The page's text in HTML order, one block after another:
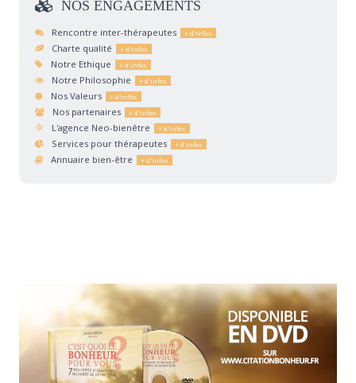
NOS ENGAGEMENTS
Rencontre inter-thérapeutes
Charte qualité
Notre Ethique
Notre Philosophie
Nos Valeurs
Nos partenaires
L'agence Neo-bienêtre
Services pour thérapeutes
Annuaire bien-être